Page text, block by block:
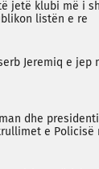
jetë klubi më i
listën e re
Jeremiq e jep
dhe
e Policisë